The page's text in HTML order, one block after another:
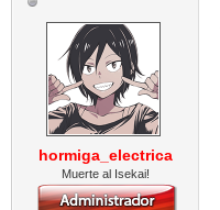
hormiga_electrica
Muerte al Isekai!